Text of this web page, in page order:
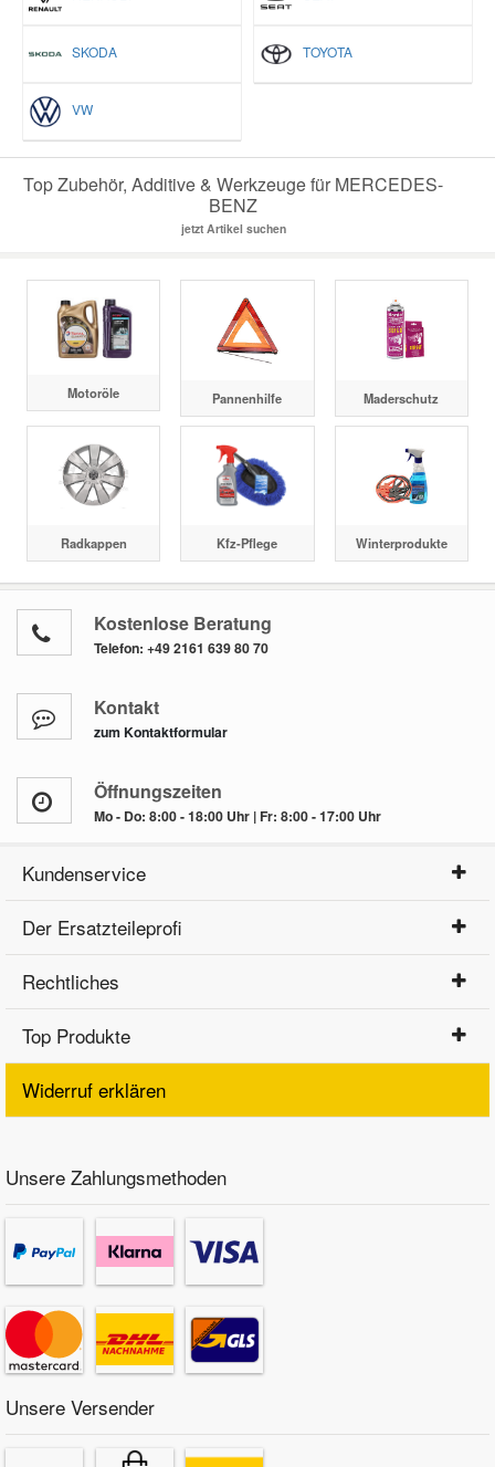
SKODA TOYOTA
VW
Top Zubehör, Additive & Werkzeuge für MERCEDES-
BENZ
jetzt Artikel suchen
Motoröle Pannenhilfe Maderschutz
Radkappen Kfz-Pflege Winterprodukte
Kostenlose Beratung
Telefon: +49 2161 639 80 70
Kontakt
zum Kontaktformular
Öffnungszeiten
Mo - Do: 8:00 - 18:00 Uhr | Fr: 8:00 - 17:00 Uhr
Kundenservice
Der Ersatzteileprofi
Rechtliches
Top Produkte
Widerruf erklären
Unsere Zahlungsmethoden
Unsere Versender